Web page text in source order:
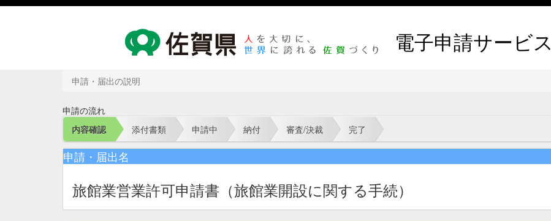
電子申請サービス
申請・届出の説明
申請の流れ
内容確認
添付書類 申請中 納付 審査/決裁 完了
申請・届出名
旅館業営業許可申請書（旅館業開設に関する手続）